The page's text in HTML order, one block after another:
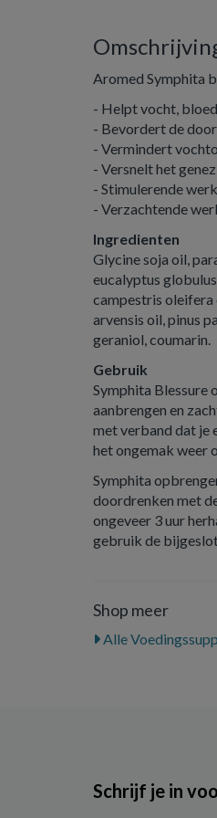
Aromed Symphita
- Helpt vocht,
- Bevordert de
- Vermindert
- Versnelt het
- Stimulerende
- Verzachtende
Ingredienten
Glycine soja oil,
eucalyptus
campestris oleifera
arvensis oil, pinus
geraniol, coumarin.
Gebruik
Symphita Blessure
aanbrengen en
met verband dat je
het ongemak weer
Symphita
doordrenken met
ongeveer 3 uur
gebruik de
Shop meer
Alle
Schrijf je in